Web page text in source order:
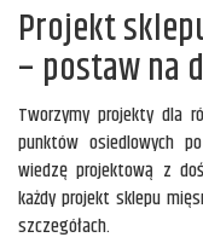
Projekt
– postaw na
Tworzymy projekty dla
punktów osiedlowych
wiedzę projektową z
każdy projekt sklepu
szczegółach.